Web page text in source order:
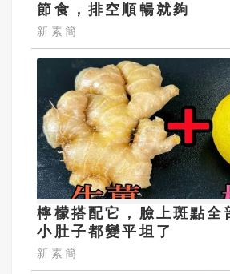
節食，排空順暢就夠
新素簡
檸檬搭配它，臉上斑點全
小肚子都變平坦了
新素簡